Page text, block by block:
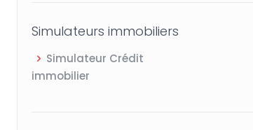
Simulateurs immobiliers
Simulateur Crédit
immobilier